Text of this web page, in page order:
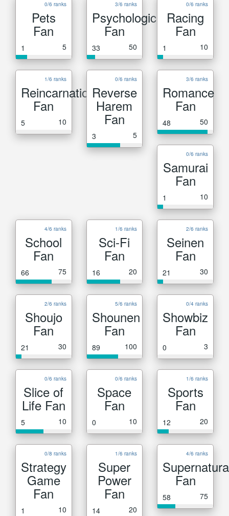
0/6 ranks
Pets
Fan
1 5
3/6 ranks
Psychological
Fan
33 50
0/6 ranks
Racing
Fan
1 10
1/6 ranks
Reincarnation
Fan
5 10
0/6 ranks
Reverse
Harem
Fan
3 5
3/6 ranks
Romance
Fan
48 50
0/6 ranks
Samurai
Fan
1 10
4/6 ranks
School
Fan
66 75
1/6 ranks
Sci-Fi
Fan
16 20
2/6 ranks
Seinen
Fan
21 30
2/6 ranks
Shoujo
Fan
21 30
5/6 ranks
Shounen
Fan
89 100
0/4 ranks
Showbiz
Fan
0 3
0/6 ranks
Slice of
Life Fan
5 10
0/6 ranks
Space
Fan
0 10
1/6 ranks
Sports
Fan
12 20
0/8 ranks
Strategy
Game
Fan
1 10
1/6 ranks
Super
Power
Fan
14 20
4/6 ranks
Fan
58 75